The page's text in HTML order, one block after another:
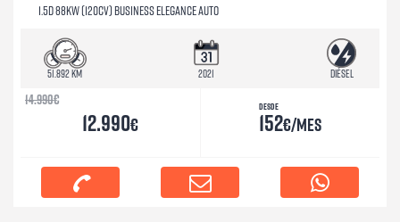
1.5D 88KW (120CV) BUSINESS ELEGANCE AUTO
51.892 km 2021 Diésel
14.990€
12.990€
Desde
152€/mes